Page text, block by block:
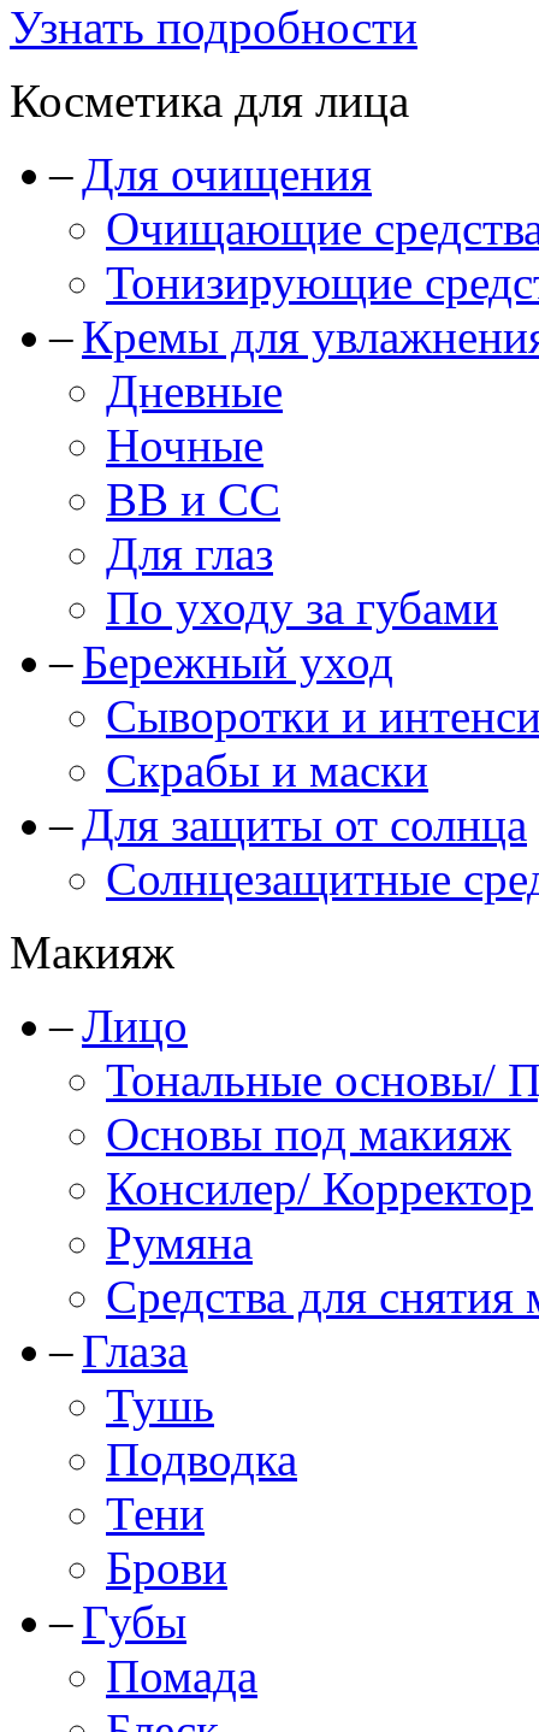
Узнать подробности
Косметика для лица
Для очищения
Очищающие
Тонизирующие
Кремы для
Дневные
Ночные
BB и CC
Для глаз
По уходу за губами
Бережный уход
Сыворотки и
Скрабы и маски
Для защиты от солнца
Солнцезащитные
Макияж
Лицо
Тональные основы/
Основы под макияж
Консилер/ Корректор
Румяна
Средства для снятия
Глаза
Тушь
Подводка
Тени
Брови
Губы
Помада